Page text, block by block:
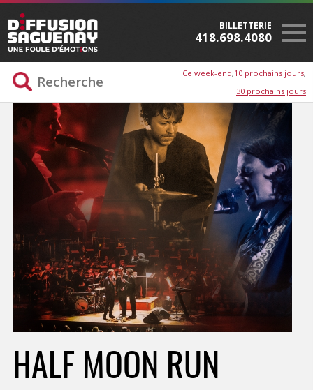
BILLETTERIE
418.698.4080
Ce week-end 10 prochains jours
30 prochains jours
HALF MOON RUN